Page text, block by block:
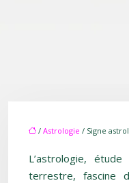
/ Astrologie / Signe
L’astrologie,
terrestre, fascine